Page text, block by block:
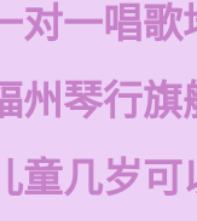
对一唱歌
州琴行旗
童几岁